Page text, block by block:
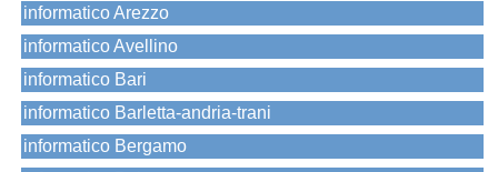
informatico Arezzo
informatico Avellino
informatico Bari
informatico Barletta-andria-trani
informatico Bergamo